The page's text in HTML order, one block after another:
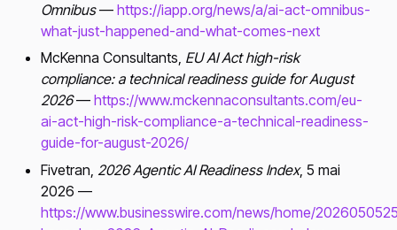
Omnibus—https://iapp.org/news/a/ai-act-omnibus-
what-just-happened-and-what-comes-next
McKenna Consultants, EU AI Act high-risk
compliance: a technical readiness guide for August
2026—https://www.mckennaconsultants.com/eu-
ai-act-high-risk-compliance-a-technical-readiness-
guide-for-august-2026/
Fivetran, 2026 Agentic AI Readiness Index, 5 mai
2026 —
https://www.businesswire.com/news/home/